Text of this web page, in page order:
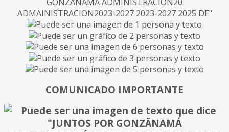
COMUNICADO IMPORTANTE